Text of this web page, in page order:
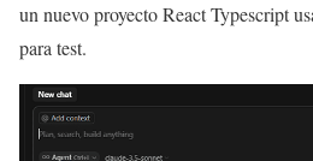
un nuevo proyecto React Typescript
para test.